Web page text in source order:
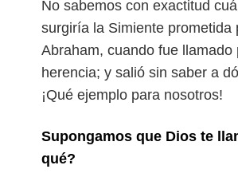
No sabemos con exactitud
surgiría la Simiente
Abraham, cuando fue llamado
herencia; y salió sin saber a
¡Qué ejemplo para nosotros!
Supongamos que Dios te
qué?